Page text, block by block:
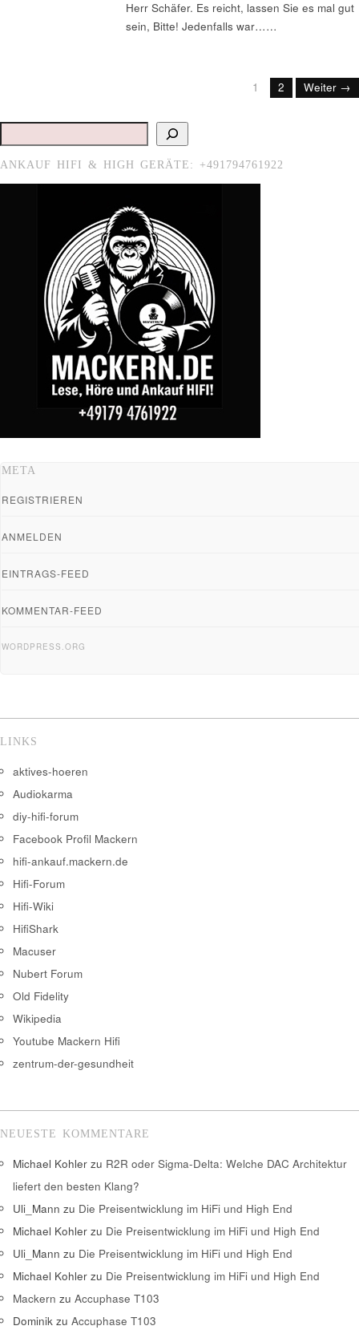
Herr Schäfer. Es reicht, lassen Sie es mal gut
sein, Bitte! Jedenfalls war……
1 2 Weiter →
ANKAUF HIFI & HIGH GERÄTE: +491794761922
META
REGISTRIEREN
ANMELDEN
EINTRAGS-FEED
KOMMENTAR-FEED
WORDPRESS.ORG
LINKS
aktives-hoeren
Audiokarma
diy-hifi-forum
Facebook Profil Mackern
hifi-ankauf.mackern.de
Hifi-Forum
Hifi-Wiki
HifiShark
Macuser
Nubert Forum
Old Fidelity
Wikipedia
Youtube Mackern Hifi
zentrum-der-gesundheit
NEUESTE KOMMENTARE
Michael Kohler zu R2R oder Sigma-Delta: Welche DAC Architektur
liefert den besten Klang?
Uli_Mann zu Die Preisentwicklung im HiFi und High End
Michael Kohler zu Die Preisentwicklung im HiFi und High End
Uli_Mann zu Die Preisentwicklung im HiFi und High End
Michael Kohler zu Die Preisentwicklung im HiFi und High End
Mackern zu Accuphase T103
Dominik zu Accuphase T103